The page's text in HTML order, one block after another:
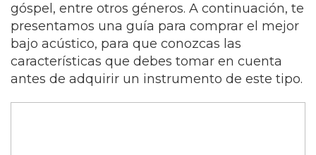
góspel, entre otros géneros. A continuación, te
presentamos una guía para comprar el mejor
bajo acústico, para que conozcas las
características que debes tomar en cuenta
antes de adquirir un instrumento de este tipo.